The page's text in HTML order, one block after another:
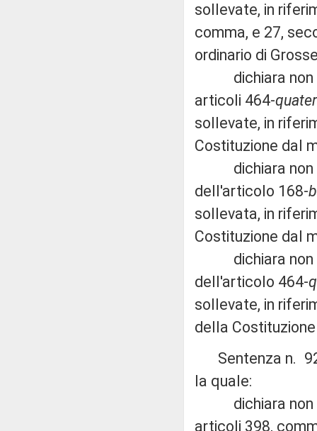
sollevate, in
comma, e 27,
ordinario di
dichiara non
articoli 464-quater
sollevate, in
Costituzione dal
dichiara non
dell'articolo 168-
sollevata, in
Costituzione dal
dichiara non
dell'articolo 464-
sollevate, in
della
Sentenza n. 92
la quale:
dichiara non
articoli 398,